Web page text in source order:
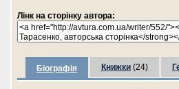
Лінк на сторінку автора:
Біографія Книжки (24)